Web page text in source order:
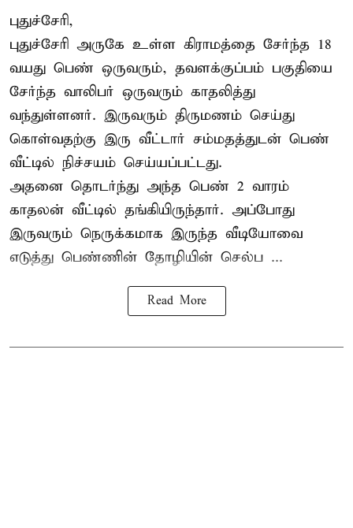
புதுச்சேரி,
புதுச்சேரி அருகே உள்ள கிராமத்தை சேர்ந்த 18
வயது பெண் ஒருவரும், தவளக்குப்பம் பகுதியை
சேர்ந்த வாலிபர் ஒருவரும் காதலித்து
வந்துள்ளனர். இருவரும் திருமணம் செய்து
கொள்வதற்கு இரு வீட்டார் சம்மதத்துடன் பெண்
வீட்டில் நிச்சயம் செய்யப்பட்டது.
அதனை தொடர்ந்து அந்த பெண் 2 வாரம்
காதலன் வீட்டில் தங்கியிருந்தார். அப்போது
இருவரும் நெருக்கமாக இருந்த வீடியோவை
எடுத்து பெண்ணின் தோழியின் செல்ப ...
Read More